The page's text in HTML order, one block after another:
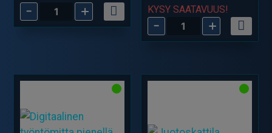
-
Lasikuitukynän
vaihtoharja
+ KYSY SAATAVUUS!
-
Lasikuitukynä
2mm
+